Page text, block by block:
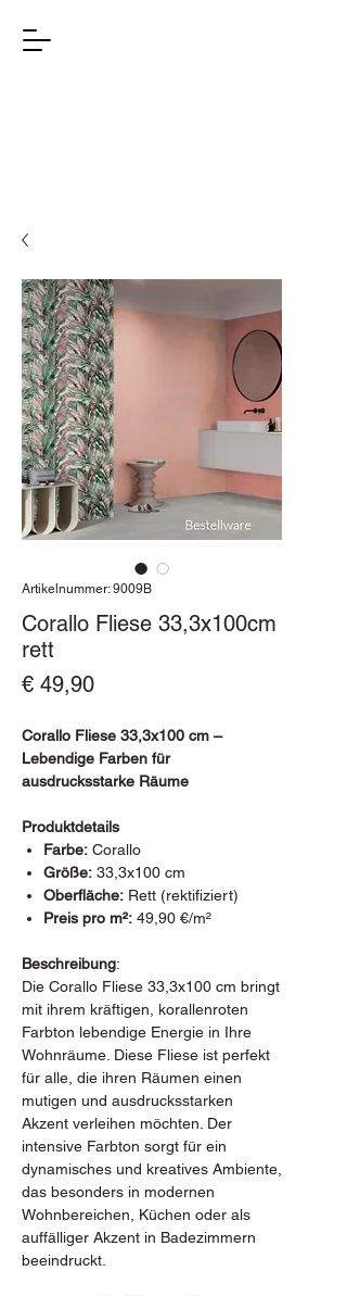
Artikelnummer: 9009B
Corallo Fliese 33,3x100cm
rett
€ 49,90Preis
Corallo Fliese 33,3x100 cm –
Lebendige Farben für
ausdrucksstarke Räume
Produktdetails
Farbe: Corallo
Größe: 33,3x100 cm
Oberfläche: Rett (rektifiziert)
Preis pro m²: 49,90 €/m²
Beschreibung:
Die Corallo Fliese 33,3x100 cm bringt
mit ihrem kräftigen, korallenroten
Farbton lebendige Energie in Ihre
Wohnräume. Diese Fliese ist perfekt
für alle, die ihren Räumen einen
mutigen und ausdrucksstarken
Akzent verleihen möchten. Der
intensive Farbton sorgt für ein
dynamisches und kreatives Ambiente,
das besonders in modernen
Wohnbereichen, Küchen oder als
auffälliger Akzent in Badezimmern
beeindruckt.